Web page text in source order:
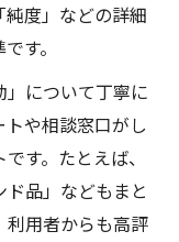
度」などの詳細
す。
について丁寧に
や相談窓口がし
す。たとえば、
品」などもまと
利用者からも高評